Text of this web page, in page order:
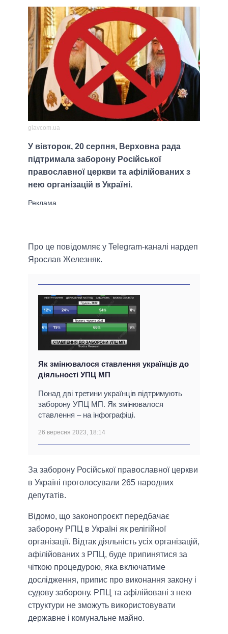
glavcom.ua
У вівторок, 20 серпня, Верховна рада
підтримала заборону Російської
православної церкви та афілійованих з
нею організацій в Україні.
Про це повідомляє у Telegram-каналі нардеп
Ярослав Железняк.
Як змінювалося ставлення українців до
діяльності УПЦ МП
Понад дві третини українців підтримують
заборону УПЦ МП. Як змінювалося
ставлення – на інфографіці.
26 вересня 2023, 18:14
За заборону Російської православної церкви
в Україні проголосували 265 народних
депутатів.
Відомо, що законопроєкт передбачає
заборону РПЦ в Україні як релігійної
організації. Відтак діяльність усіх організацій,
афілійованих з РПЦ, буде припинятися за
чіткою процедурою, яка включатиме
дослідження, припис про виконання закону і
судову заборону. РПЦ та афілійовані з нею
структури не зможуть використовувати
державне і комунальне майно.